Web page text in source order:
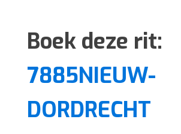
Boek deze rit:
7885NIEUW-
DORDRECHT